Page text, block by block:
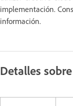
implementación.
información.
Detalles